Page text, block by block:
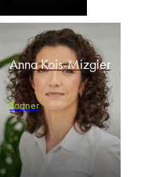
Anna Kois-Mizgier
Partner